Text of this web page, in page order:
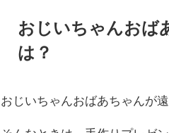
おじいちゃんおば
は？
おじいちゃんおばあちゃんが